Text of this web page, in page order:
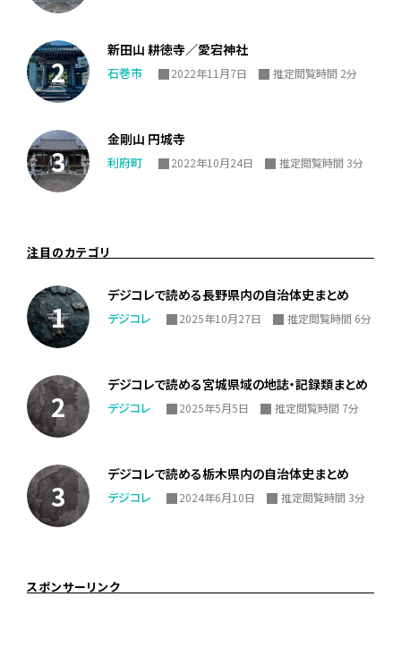
新田山 耕徳寺／愛宕神社
石巻市 2022年11月7日 推定閲覧時間 2分
金剛山 円城寺
利府町 2022年10月24日 推定閲覧時間 3分
注目のカテゴリ
デジコレで読める長野県内の自治体史まとめ
デジコレ 2025年10月27日 推定閲覧時間 6分
デジコレで読める宮城県域の地誌・記録類まとめ
デジコレ 2025年5月5日 推定閲覧時間 7分
デジコレで読める栃木県内の自治体史まとめ
デジコレ 2024年6月10日 推定閲覧時間 3分
スポンサーリンク